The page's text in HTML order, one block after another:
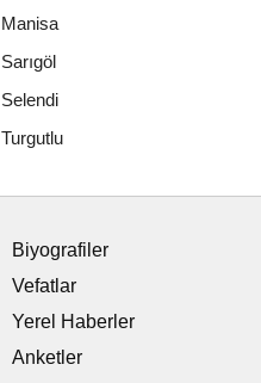
Manisa
Sarıgöl
Selendi
Turgutlu
Biyografiler
Vefatlar
Yerel Haberler
Anketler